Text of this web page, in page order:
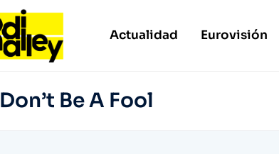
Actualidad Eurovisión
Don’t Be A Fool